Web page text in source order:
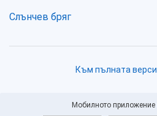
Слънчев бряг
Към пълната
Мобилното приложение